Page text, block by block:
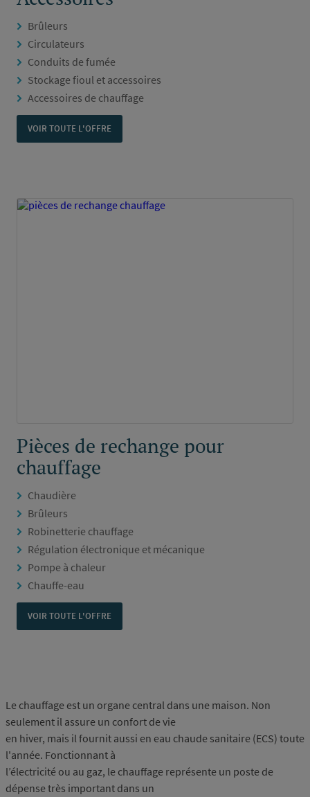
Brûleurs
Circulateurs
Conduits de fumée
Stockage fioul et accessoires
Accessoires de chauffage
VOIR TOUTE L'OFFRE
Pièces de rechange pour
chauffage
Chaudière
Brûleurs
Robinetterie chauffage
Régulation électronique et mécanique
Pompe à chaleur
Chauffe-eau
VOIR TOUTE L'OFFRE
Le chauffage est un organe central dans une maison. Non
seulement il assure un confort de vie
en hiver, mais il fournit aussi en eau chaude sanitaire (ECS) toute
l'année. Fonctionnant à
l’électricité ou au gaz, le chauffage représente un poste de
dépense très important dans un